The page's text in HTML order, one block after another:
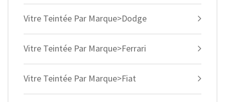
Vitre Teintée Par Marque>Dodge
Vitre Teintée Par Marque>Ferrari
Vitre Teintée Par Marque>Fiat